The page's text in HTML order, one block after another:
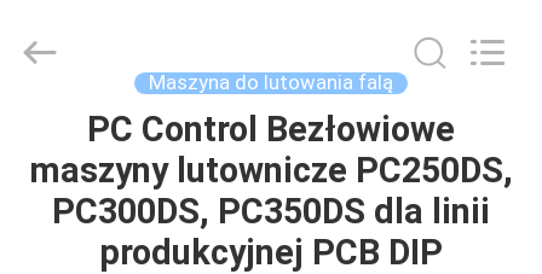
PRODUKTY
TECHNOLOGY
LIMITED.
Maszyna do lutowania falą
PC Control Bezłowiowe
maszyny lutownicze PC250DS,
PC300DS, PC350DS dla linii
produkcyjnej PCB DIP